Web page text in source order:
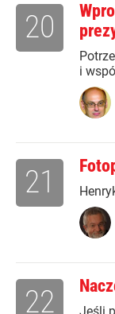
i
20
21
22